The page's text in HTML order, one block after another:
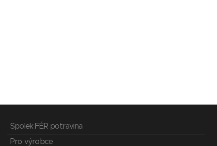
Spolek FÉR potravina
Pro výrobce